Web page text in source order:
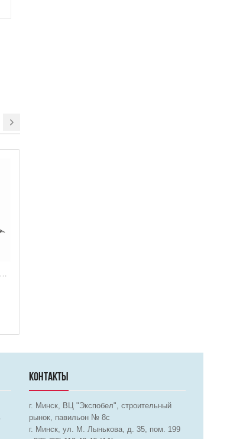
Backer QD60A-G6L200 Inox
КОНТАКТЫ
г. Минск, ВЦ "Экспобел", строительный
рынок, павильон № 8c
г. Минск, ул. М. Лынькова, д. 35, пом. 199